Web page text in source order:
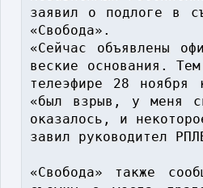
заявил о подлоге в
«Свобода».
«Сейчас объявлены
веские основания.
телеэфире 28 ноября
«был взрыв, у меня
оказалось, и
завил руководител
«Свобода» также